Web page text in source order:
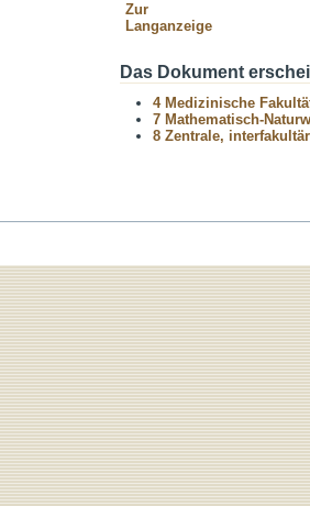
Zur
Langanzeige
Das Dokument
4 Medizinische
7 Mathematisch-
8 Zentrale,